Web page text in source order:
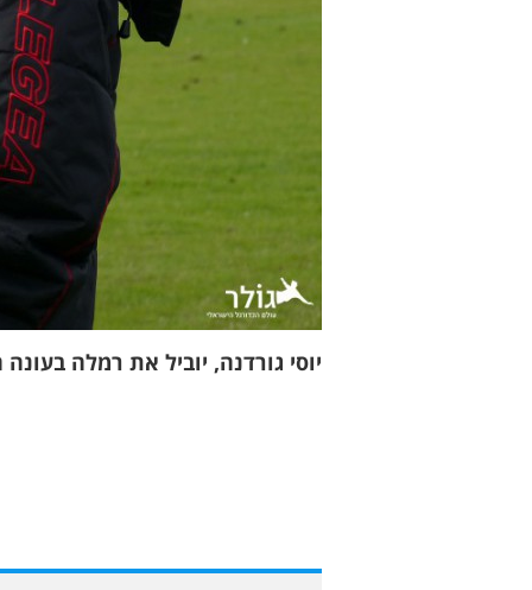
יוסי גורדנה, יוביל את רמלה